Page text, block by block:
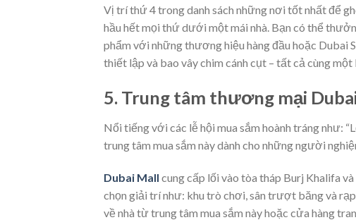
Vị trí thứ 4 trong danh sách những nơi tốt nhất để
hầu hết mọi thứ dưới một mái nhà. Bạn có thể
phẩm với những thương hiệu hàng đầu hoặc
thiết lập và bao vây chim cánh cụt – tất cả cùng một
5. Trung tâm thương mại
Nổi tiếng với các lễ hội mua sắm hoành tráng như:
trung tâm mua sắm này dành cho những người
Dubai Mall cung cấp lối vào tòa tháp Burj Khalifa
chọn giải trí như: khu trò chơi, sân trượt băng và
về nhà từ trung tâm mua sắm này hoặc cửa hàng